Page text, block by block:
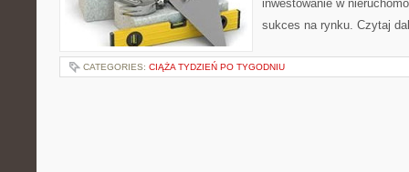
inwestowanie w
sukces na rynku. Czytaj
CATEGORIES: CIĄŻA TYDZIEŃ PO TYGODNIU